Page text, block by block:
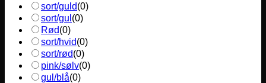
sort/guld(0)
sort/gul (0)
Rød(0)
sort/hvid(0)
sort/rød(0)
pink/sølv(0)
gul/blå(0)